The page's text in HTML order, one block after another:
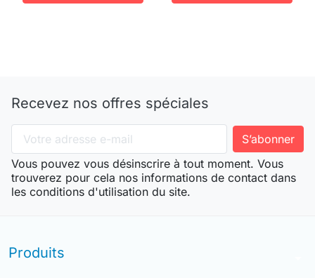
Recevez nos offres spéciales
Vous pouvez vous désinscrire à tout moment. Vous
trouverez pour cela nos informations de contact dans
les conditions d'utilisation du site.
Produits